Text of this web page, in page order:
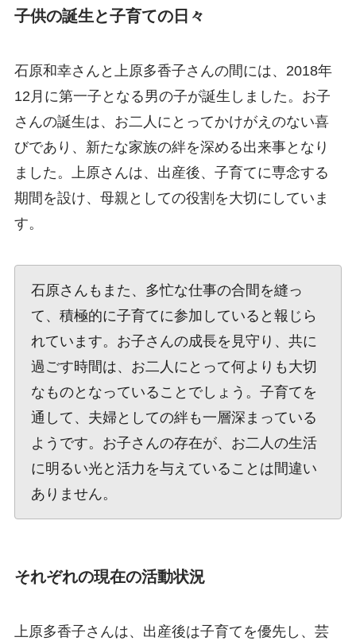
子供の誕生と子育ての日々
石原和幸さんと上原多香子さんの間には、2018年
12月に第一子となる男の子が誕生しました。お子
さんの誕生は、お二人にとってかけがえのない喜
びであり、新たな家族の絆を深める出来事となり
ました。上原さんは、出産後、子育てに専念する
期間を設け、母親としての役割を大切にしていま
す。
石原さんもまた、多忙な仕事の合間を縫っ
て、積極的に子育てに参加していると報じら
れています。お子さんの成長を見守り、共に
過ごす時間は、お二人にとって何よりも大切
なものとなっていることでしょう。子育てを
通して、夫婦としての絆も一層深まっている
ようです。お子さんの存在が、お二人の生活
に明るい光と活力を与えていることは間違い
ありません。
それぞれの現在の活動状況
上原多香子さんは、出産後は子育てを優先し、芸